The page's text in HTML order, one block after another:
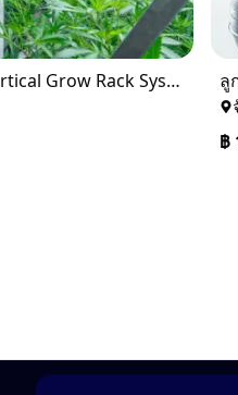
Mobile Vertical Grow Rack System
฿